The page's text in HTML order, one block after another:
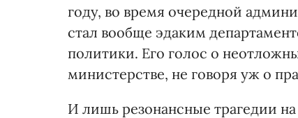
году, во время очередной
стал вообще эдаким
политики. Его голос о
министерстве, не говоря уж о
И лишь резонансные трагедии на